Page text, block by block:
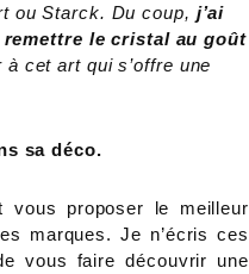
ou Starck. Du coup, j’ai
le cristal au goût
cet art qui s’offre une
sa déco.
proposer le meilleur
marques. Je n’écris ces
vous faire découvrir une